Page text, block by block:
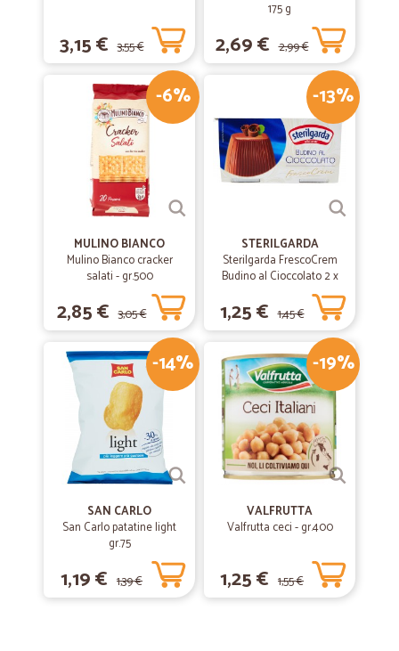
3,15 € 3,55 €
175 g
2,69 € 2,99 €
-6%
MULINO BIANCO
Mulino Bianco cracker
salati - gr.500
2,85 € 3,05 €
-13%
STERILGARDA
Sterilgarda FrescoCrem
Budino al Cioccolato 2 x
1,25 € 1,45 €
-14%
SAN CARLO
San Carlo patatine light
gr.75
1,19 € 1,39 €
-19%
VALFRUTTA
Valfrutta ceci - gr.400
1,25 € 1,55 €